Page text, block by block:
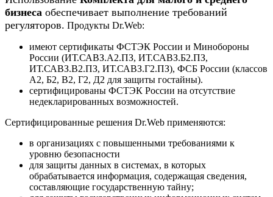
бизнеса обеспечивает выполнение требований
регуляторов. Продукты Dr.Web:
имеют сертификаты ФСТЭК России и Минобороны
России (ИТ.САВЗ.А2.ПЗ, ИТ.САВЗ.Б2.ПЗ,
ИТ.САВЗ.В2.ПЗ, ИТ.САВЗ.Г2.ПЗ), ФСБ России (классов
А2, Б2, В2, Г2, Д2 для защиты гостайны).
сертифицированы ФСТЭК России на отсутствие
недекларированных возможностей.
Сертифицированные решения Dr.Web применяются:
в организациях с повышенными требованиями к
уровню безопасности
для защиты данных в системах, в которых
обрабатывается информация, содержащая сведения,
составляющие государственную тайну;